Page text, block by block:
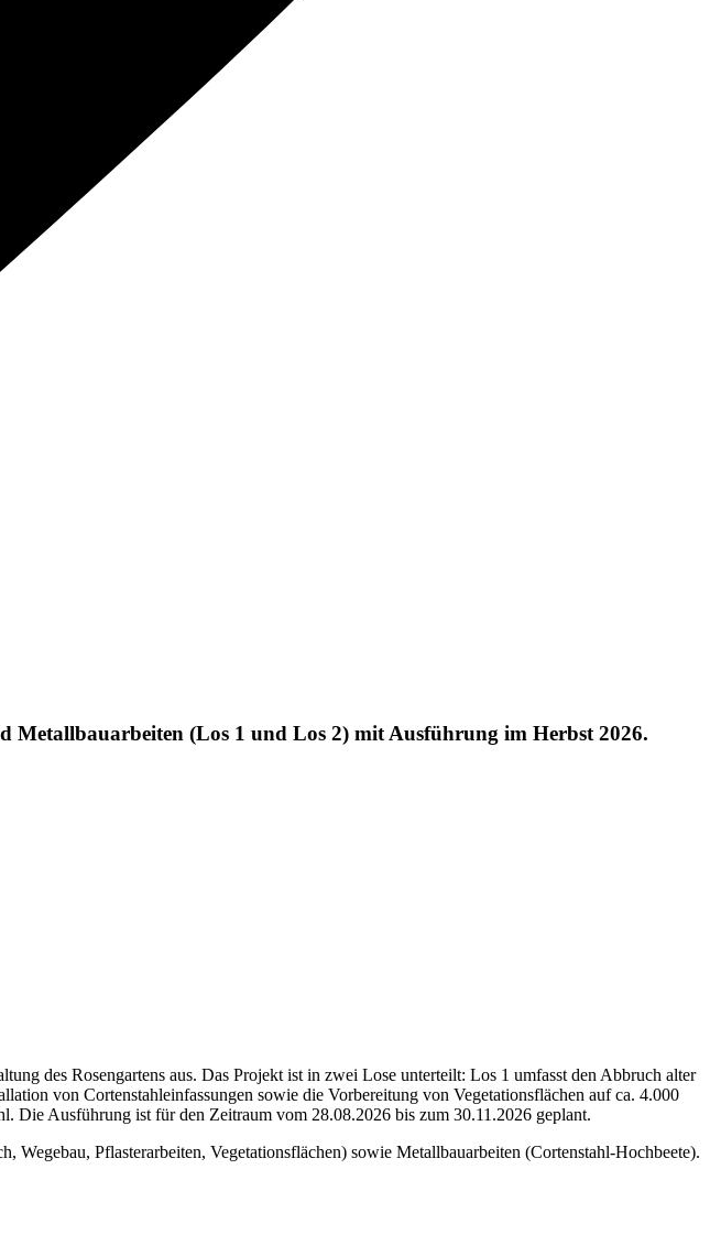
Metallbauarbeiten (Los 1 und Los 2) mit Ausführung im Herbst 2026.
des Rosengartens aus. Das Projekt ist in zwei Lose unterteilt: Los 1 umfasst den Abbruch alter
von Cortenstahleinfassungen sowie die Vorbereitung von Vegetationsflächen auf ca. 4.000
Die Ausführung ist für den Zeitraum vom 28.08.2026 bis zum 30.11.2026 geplant.
Pflasterarbeiten, Vegetationsflächen) sowie Metallbauarbeiten (Cortenstahl-Hochbeete).